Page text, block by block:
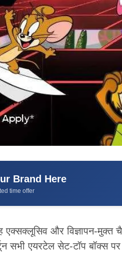
Brand Here
time offer
एक्सक्लूसिव और विज्ञापन-मुक्त
सभी एयरटेल सेट-टॉप बॉक्स